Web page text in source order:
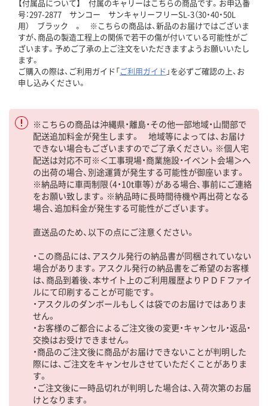
【付属品について】 付属のキャリーはこちらの商品です。お申込番
号：297-2877 サンコー サンキャリーフリーSL-3（30・40・50L
用） ブラック 。 ※こちらの商品は、新品のお届けではございま
すが、商品の製造工程上の関係で若干の傷が付いている可能性がご
ざいます。予めご了承の上ご注文をいただきますようお願いいたし
ます。
ご購入の際は、ご利用ガイド「ご利用ガイド 」を必ずご確認の上、お
申し込みください。
※こちらの商品は沖縄県・離島・その他一部地域・山間部で
配送追加料金が発生します。 地域等によっては、お届け
できない場合もございますのでご了承ください。※個人宅
配送は対応不可※＜工事現場・商業施設・イベント会場＞へ
の出荷の場合、別途運賃が発生する可能性が御座います。
※納品時に車両制限（4・10t車等）がある場合、事前にご連絡
をお願い致します。※納品時に長時間待機や再出荷となる
場合、追加料金が発生する可能性がございます。
直送品のため、以下の点にご注意ください。
・この商品には、アスクル発行の納品書が同梱されていない
場合があります。アスクル発行の納品書をご希望のお客様
は、商品到着後、本サイト上のご利用履歴よりＰＤＦファイ
ルにて印刷することが可能です。
・アスクルのダンボールもしくは袋でのお届けではありま
せん。
・お客様のご都合によるご注文後の変更・キャンセル・返品・
交換はお受けできません。
・商品のご注文後に商品がお届けできないことが判明した
際には、ご注文をキャンセルさせていただくことがありま
す。
・ご注文後に一時品切れが判明した場合は、入荷次第のお届
けとなります。